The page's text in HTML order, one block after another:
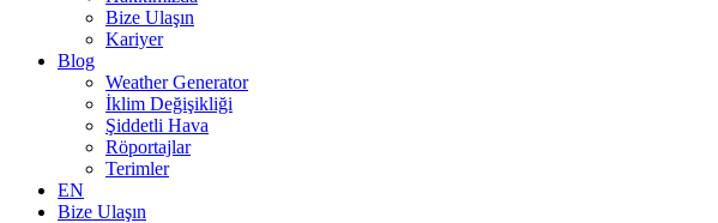
Bize Ulaşın
Kariyer
Blog
Weather Generator
İklim Değişikliği
Şiddetli Hava
Röportajlar
Terimler
EN
Bize Ulaşın